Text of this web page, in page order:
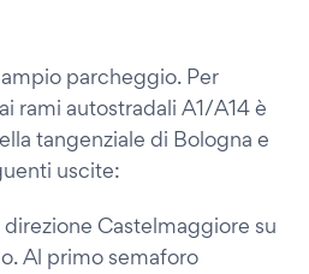
parcheggio. Per
rami autostradali A1/A14 è
tangenziale di Bologna e
uscite:
Castelmaggiore su
Al primo semaforo